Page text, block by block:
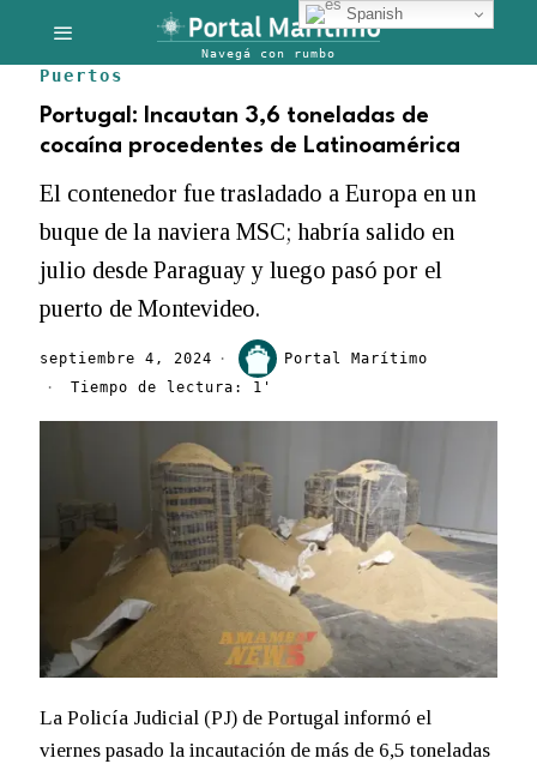
Puertos
Portugal: Incautan 3,6 toneladas de
cocaína procedentes de Latinoamérica
El contenedor fue trasladado a Europa en un
buque de la naviera MSC; habría salido en
julio desde Paraguay y luego pasó por el
puerto de Montevideo.
septiembre 4, 2024
Portal Marítimo
Tiempo de lectura: 1'
La Policía Judicial (PJ) de Portugal informó el
viernes pasado la incautación de más de 6,5 toneladas
Spanish